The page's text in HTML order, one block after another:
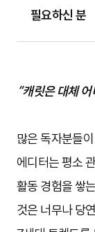
필요하신 분
“캐릿은 대체
많은 독자분들
에디터는 평소
활동 경험을 쌓
것은 너무나 당